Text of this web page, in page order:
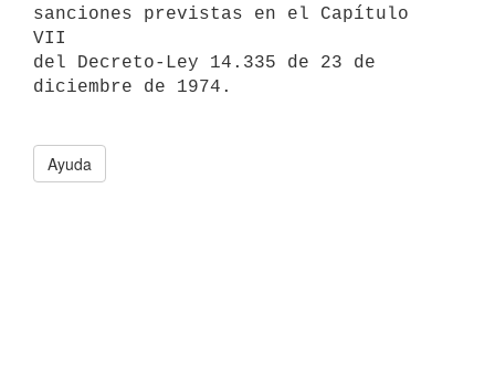
sanciones previstas en el Capítulo
VII
del Decreto-Ley 14.335 de 23 de
diciembre de 1974.
Ayuda